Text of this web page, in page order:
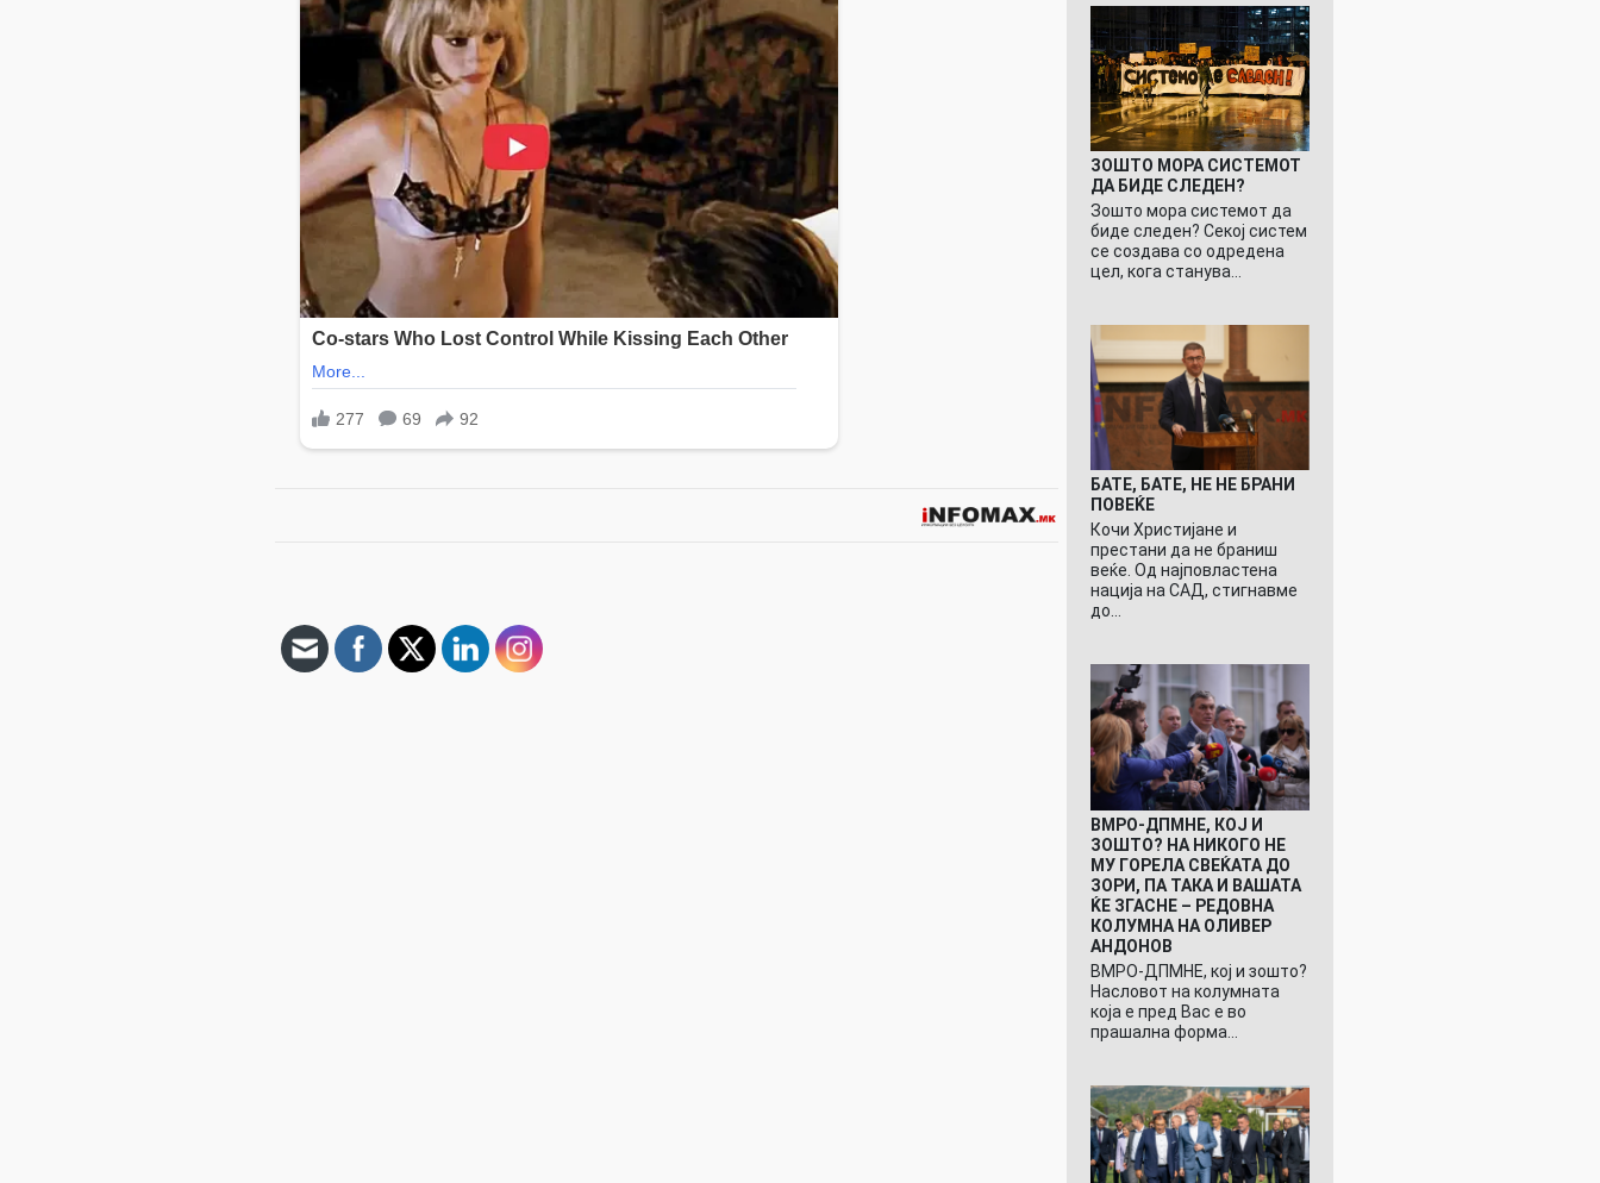
ЗОШТО МОРА СИСТЕМОТ
ДА БИДЕ СЛЕДЕН?
Зошто мора системот да
биде следен? Секој систем
се создава со одредена
цел, кога станува…
БАТЕ, БАТЕ, НЕ НЕ БРАНИ
ПОВЕЌЕ
Кочи Христијане и
престани да не браниш
веќе. Од најповластена
нација на САД, стигнавме
до…
ВМРО-ДПМНЕ, КОЈ И
ЗОШТО? НА НИКОГО НЕ
МУ ГОРЕЛА СВЕЌАТА ДО
ЗОРИ, ПА ТАКА И ВАШАТА
ЌЕ ЗГАСНЕ – РЕДОВНА
КОЛУМНА НА ОЛИВЕР
АНДОНОВ
ВМРО-ДПМНЕ, кој и зошто?
Насловот на колумната
која е пред Вас е во
прашална форма…